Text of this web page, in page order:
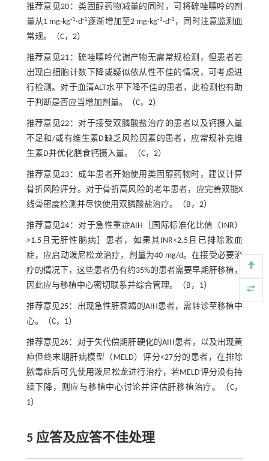
推荐意见20：类固醇药物减量的同时，可将硫唑嘌呤的剂
量从1 mg·kg-1·d-1逐渐增加至2 mg·kg-1·d-1 ，同时注意监测血
常规。（C，2）
推荐意见21：硫唑嘌呤代谢产物无需常规检测，但患者若
出现白细胞计数下降或疑似依从性不佳的情况，可考虑进
行检测。对于血清ALT水平下降不佳的患者，此检测也有助
于判断是否应当增加剂量。（C，2）
推荐意见22：对于接受双膦酸盐治疗的患者以及钙摄入量
不足和/或有维生素D缺乏风险因素的患者，应常规补充维
生素D并优化膳食钙摄入量。（C，2）
推荐意见23：成年患者开始使用类固醇药物时，建议计算
骨折风险评分。对于骨折高风险的老年患者，应完善双能X
线骨密度检测并尽快使用双膦酸盐治疗。（B，2）
推荐意见24：对于急性重症AIH［国际标准化比值（INR）
>1.5且无肝性脑病］患者，如果其INR<2.5且已排除败血
症，应启动泼尼松龙治疗，剂量为40 mg/d。在接受必要治
疗的情况下，这些患者仍有约35%的患者需要早期肝移植，
因此应与移植中心密切联系并综合管理。（B，1）
推荐意见25：出现急性肝衰竭的AIH患者，需转诊至移植中
心。（C，1）
推荐意见26：对于失代偿期肝硬化的AIH患者，以及出现黄
疸但终末期肝病模型（MELD）评分<27分的患者，在排除
脓毒症后可先使用泼尼松龙进行治疗，若MELD评分没有持
续下降，则应与移植中心讨论并评估肝移植治疗。（C，
1）
5 应答及应答不佳处理